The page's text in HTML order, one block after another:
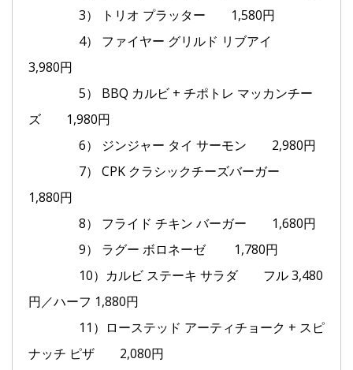
3） トリオ プラッター 1,580円
4） ファイヤー グリルド リブアイ
3,980円
5） BBQ カルビ + チポトレ マッカンチー
ズ 1,980円
6） ジンジャー タイ サーモン 2,980円
7） CPK クラシックチーズバーガー
1,880円
8） フライド チキン バーガー 1,680円
9） ラグー ボロネーゼ 1,780円
10）カルビ ステーキ サラダ フル 3,480
円／ハーフ 1,880円
11）ローステッド アーティチョーク + スピ
ナッチ ピザ 2,080円